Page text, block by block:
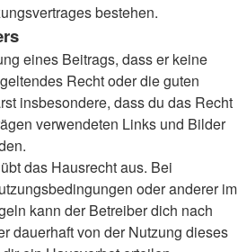
bestehen.
eines Beitrags, dass er keine
Recht oder die guten
insbesondere, dass du das Recht
verwendeten Links und Bilder
das Hausrecht aus. Bei
oder anderer im
kann der Betreiber dich nach
dauerhaft von der Nutzung dieses